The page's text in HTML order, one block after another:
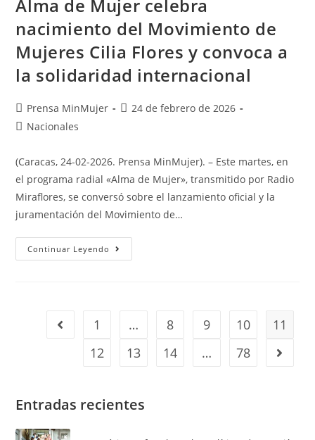
Alma de Mujer celebra
nacimiento del Movimiento de
Mujeres Cilia Flores y convoca a
la solidaridad internacional
Prensa MinMujer
24 de febrero de 2026
Nacionales
(Caracas, 24-02-2026. Prensa MinMujer). – Este martes, en
el programa radial «Alma de Mujer», transmitido por Radio
Miraflores, se conversó sobre el lanzamiento oficial y la
juramentación del Movimiento de…
Continuar Leyendo
1 … 8 9 10
11
12
13 14 … 78
Entradas recientes